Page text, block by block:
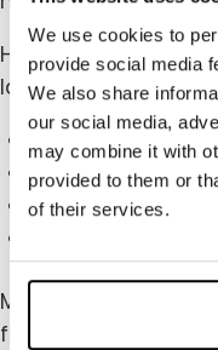
We use cookies to
provide social media
We also share
our social media,
may combine it with
provided to them or
of their services.
Hvis du vil dykke
læse mere om
Du skal føle dig
Du skal få ros
Din tryghed er
Med mange års
firmafester, Town